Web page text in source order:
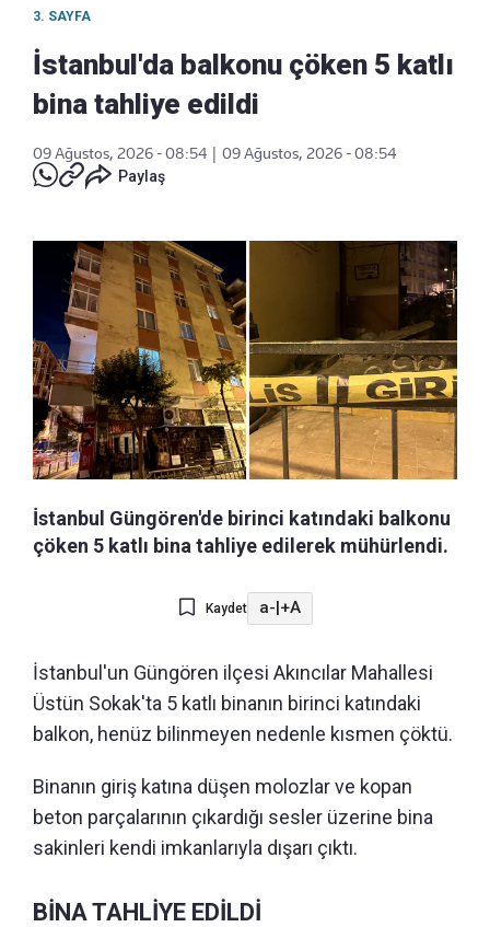
3. SAYFA
İstanbul'da balkonu çöken 5 katlı
bina tahliye edildi
09 Ağustos, 2026 - 08:54
09 Ağustos, 2026 - 08:54
Paylaş
İstanbul Güngören'de birinci katındaki balkonu
çöken 5 katlı bina tahliye edilerek mühürlendi.
Kaydet a- +A
İstanbul'un Güngören ilçesi Akıncılar Mahallesi
Üstün Sokak'ta 5 katlı binanın birinci katındaki
balkon, henüz bilinmeyen nedenle kısmen çöktü.
Binanın giriş katına düşen molozlar ve kopan
beton parçalarının çıkardığı sesler üzerine bina
sakinleri kendi imkanlarıyla dışarı çıktı.
BİNA TAHLİYE EDİLDİ